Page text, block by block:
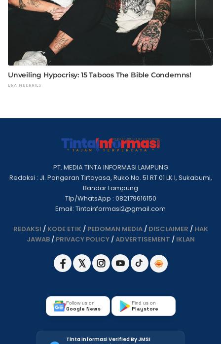
PT. MEDIA TINTA INFORMASI LAMPUNG
Redaksi : Jl. Pangeran Tirtayasa, Ruko No. 51 RT 01 LK I, Sukabumi,
Bandar Lampung
Tlp/WhatsApp : 082179616150
Email: Tintainformasi2@gmail.com
REDAKSI / KODE ETIK / PEDOMAN MEDIA/ DISCLAIMER / HAK
JAWAB/ PRIVACY POLICY/ADVERTISEMENT / IKLAN
Follow us on
Google News
Find us on
Playstore
Tinta Informasi Verified By JMSI